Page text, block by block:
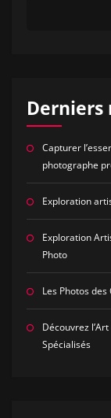
Derniers
Capturer
photographe
Exploration
Exploration
Photo
Les Photos
Découvrez
Spécialisés